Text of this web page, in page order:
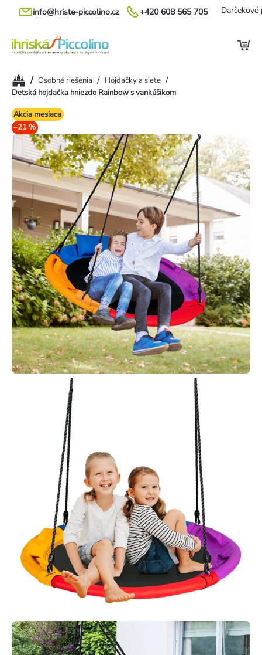
Prejsť
+420 608 565 705
info@hriste-piccolino.cz Darčekové
Domov
/ Osobné riešenia / Hojdačky a siete /
Detská hojdačka hniezdo Rainbow s vankúšikom
Akcia mesiaca
–21 %